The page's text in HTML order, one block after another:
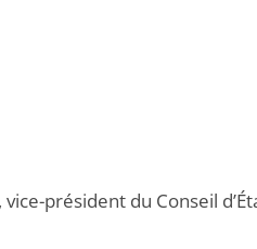
, vice-président du Conseil